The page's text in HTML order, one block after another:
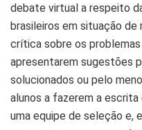
debate virtual a respeito
brasileiros em situação de
crítica sobre os
apresentarem sugestões
solucionados ou pelo
alunos a fazerem a
uma equipe de seleção e,